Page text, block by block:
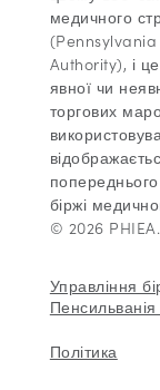
медичного
Authority), і
явної чи
торгових
біржі
© 2026
Управління
Політика